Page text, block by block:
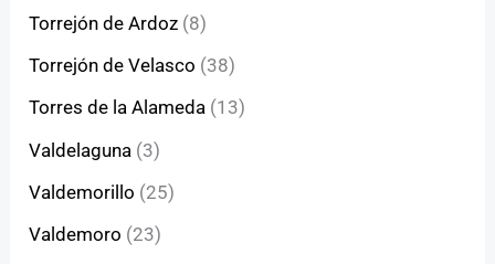
Torrejón de Ardoz (8)
Torrejón de Velasco (38)
Torres de la Alameda (13)
Valdelaguna (3)
Valdemorillo (25)
Valdemoro (23)